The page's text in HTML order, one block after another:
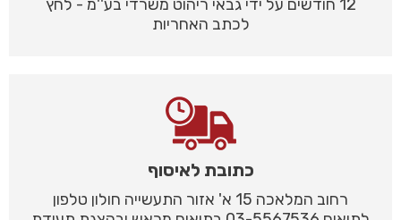
12 חודשים על ידי גבאי ריהוט משרדי בע''מ - לחץ
לכתב האחריות
כתובת לאיסוף
רחוב המלאכה 15 א' אזור התעשייה חולון טלפון